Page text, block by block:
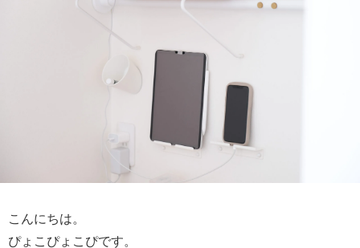
こんにちは。
ぴょこぴょこぴです。